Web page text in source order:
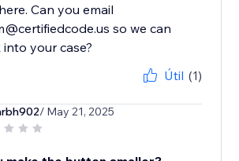
Can you email
so we can
into your case?
Útil (1)
/ May 21, 2025